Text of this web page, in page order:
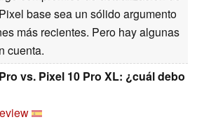
base sea un sólido argumento
más recientes. Pero hay algunas
cuenta.
vs. Pixel 10 Pro XL: ¿cuál debo